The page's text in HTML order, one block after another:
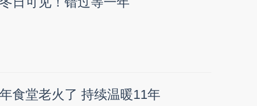
食堂老火了 持续温暖11年